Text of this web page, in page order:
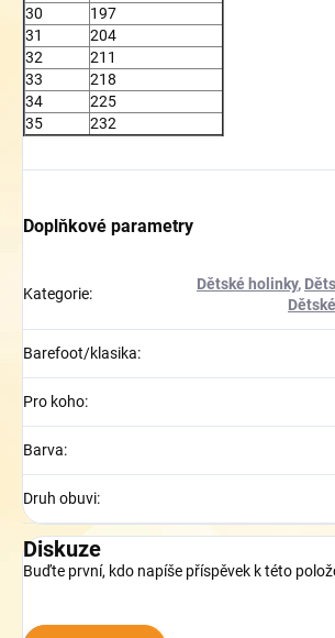
30
197
31
204
32
211
33
218
34
225
35
232
Doplňkové parametry
Kategorie:
Dětské holinky,
Barefoot/klasika:
Pro koho:
Barva:
Druh obuvi:
Diskuze
Buďte první, kdo napíše příspěvek k této